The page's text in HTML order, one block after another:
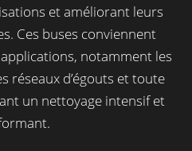
et améliorant leurs
Ces buses conviennent
notamment les
réseaux d’égouts et toute
un nettoyage intensif et